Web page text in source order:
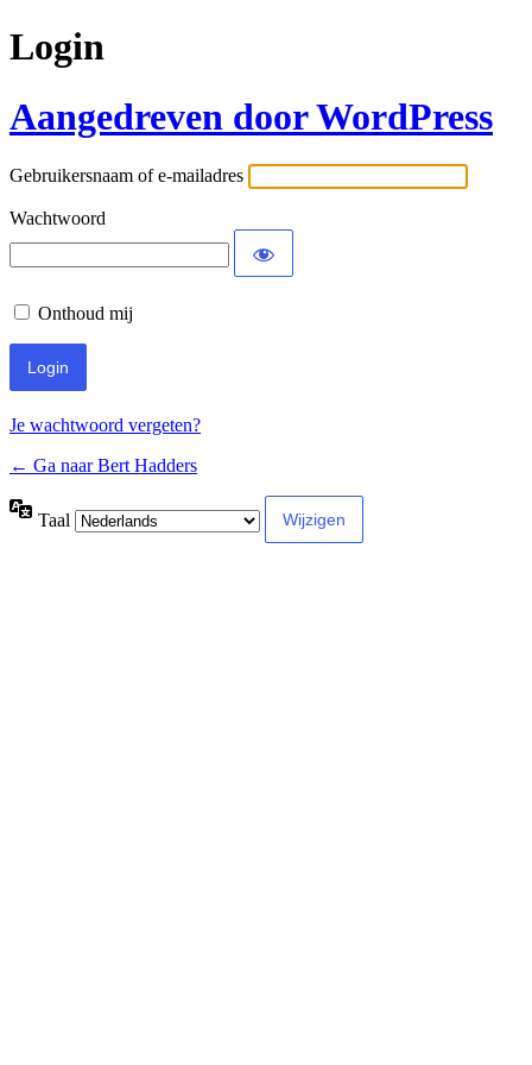
Login
Aangedreven door WordPress
Gebruikersnaam of e-mailadres
Wachtwoord
Onthoud mij
Je wachtwoord vergeten?
← Ga naar Bert Hadders
Taal